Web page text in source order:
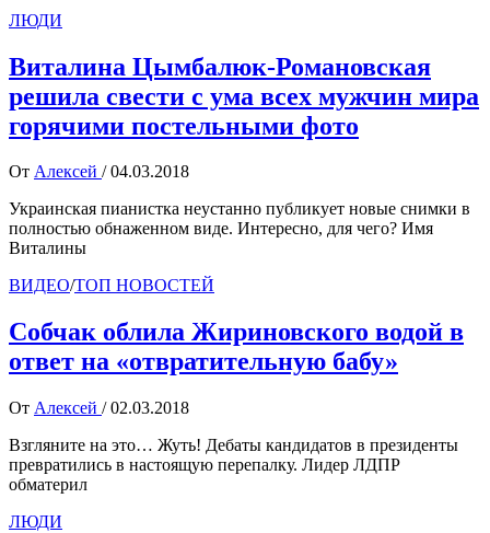
ЛЮДИ
Виталина Цымбалюк-Романовская
решила свести с ума всех мужчин мира
горячими постельными фото
От Алексей / 04.03.2018
Украинская пианистка неустанно публикует новые снимки в
полностью обнаженном виде. Интересно, для чего? Имя
Виталины
ВИДЕО/ТОП НОВОСТЕЙ
Собчак облила Жириновского водой в
ответ на «отвратительную бабу»
От Алексей / 02.03.2018
Взгляните на это… Жуть! Дебаты кандидатов в президенты
превратились в настоящую перепалку. Лидер ЛДПР
обматерил
ЛЮДИ